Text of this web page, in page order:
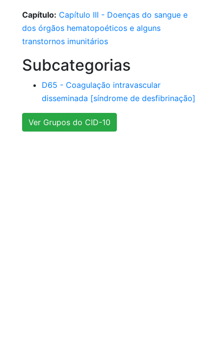
Capítulo: Capítulo III - Doenças do sangue e
dos órgãos hematopoéticos e alguns
transtornos imunitários
Subcategorias
D65 - Coagulação intravascular
disseminada [síndrome de desfibrinação]
Ver Grupos do CID-10